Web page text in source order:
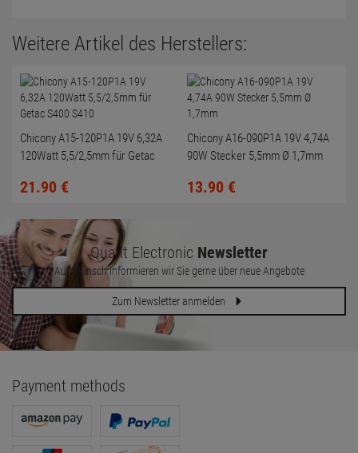
Weitere Artikel des Herstellers:
Chicony A15-120P1A 19V 6,32A
120Watt 5,5/2,5mm für Getac
21.90 €
Chicony A16-090P1A 19V 4,74A
90W Stecker 5,5mm Ø 1,7mm
13.90 €
Quant Electronic Newsletter
Auf Wunsch informieren wir Sie gerne über neue Angebote
Zum Newsletter anmelden
Payment methods